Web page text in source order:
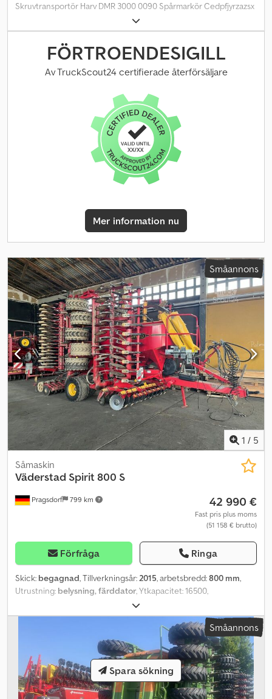
Skruvtransportör Harv DMR 3000 0090 Spårmarkör Cedpfjyrzazsx
FÖRTROENDESIGILL
Av TruckScout24 certifierade återförsäljare
Mer information nu
Småannons
1 / 5
Pragsdorf 799 km
Såmaskin
Väderstad Spirit 800 S
42 990 €
Fast pris plus moms
(51 158 € brutto)
Förfråga Ringa
Skick: begagnad, Tillverkningsår: 2015, arbetsbredd:800 mm,
Utrustning: belysning, färddator, Ytkapacitet: 16500,
lastningsnivå, körspårsbyte, hydraulisk fällning, pneumatisk, såharv,
förmarkör, dubbelskivssåaggregat_____Chassi, hydrauliskt fällbart,
belysning, FGS, harv, K80-fäste, styrpanel, spårmarkerare,
lagringsplats: kund Chsdpfezh R H Iex Ap Ioa
Småannons
Spara sökning